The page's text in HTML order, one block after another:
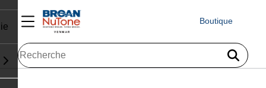
Boutique